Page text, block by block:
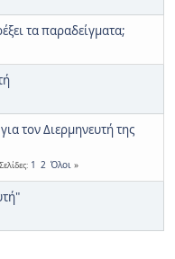
τα παραδείγματα;
τον Διερμηνευτή της
Σελίδες 1 2 Όλοι